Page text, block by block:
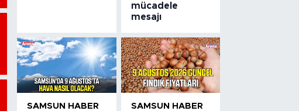
mücadele
mesajı
SAMSUN HABER SAMSUN HABER